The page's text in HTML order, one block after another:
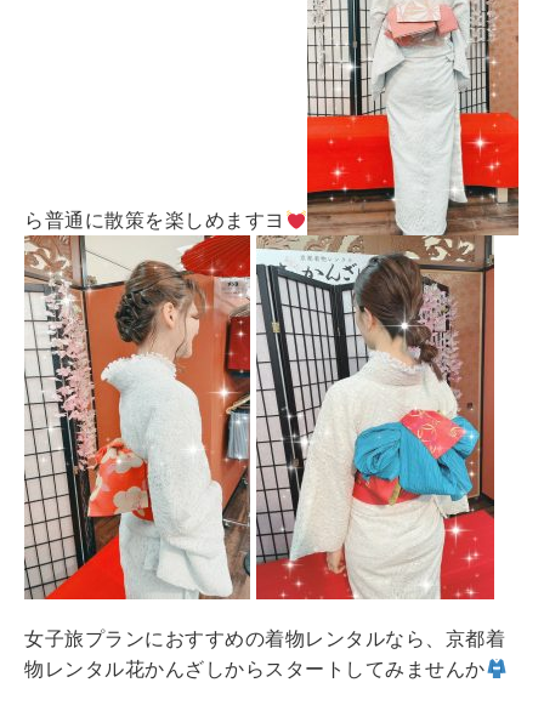
ら普通に散策を楽しめますヨ
女子旅プランにおすすめの着物レンタルなら、京都着
物レンタル花かんざしからスタートしてみませんか